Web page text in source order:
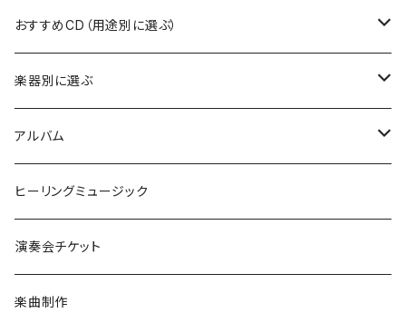
おすすめCD（用途別に選ぶ）
自分の気持ちと向き合いたい時に
デトックスしたい時に
ゆったり眠りたい時に
ワクワクしたい時に
車のBGMに
楽器別に選ぶ
ピアノ
クリスタルボウル
ケルティックハープ（アイリッシュハープ）
ハープ（ヴァーチャル音源）
アルバム
Peaceful Music ピースフルピアノ
with 安生正人
ヴォーカル
ヒーリングミュージック
演奏会チケット
楽曲制作